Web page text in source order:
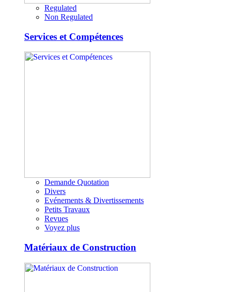
Regulated
Non Regulated
Services et Compétences
Demande Quotation
Divers
Evénements & Divertissements
Petits Travaux
Revues
Voyez plus
Matériaux de Construction